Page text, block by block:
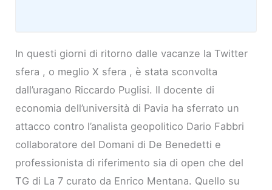
In questi giorni di ritorno dalle vacanze la Twitter
sfera , o meglio X sfera , è stata sconvolta
dall’uragano Riccardo Puglisi. Il docente di
economia dell’università di Pavia ha sferrato un
attacco contro l’analista geopolitico Dario Fabbri
collaboratore del Domani di De Benedetti e
professionista di riferimento sia di open che del
TG di La 7 curato da Enrico Mentana. Quello su